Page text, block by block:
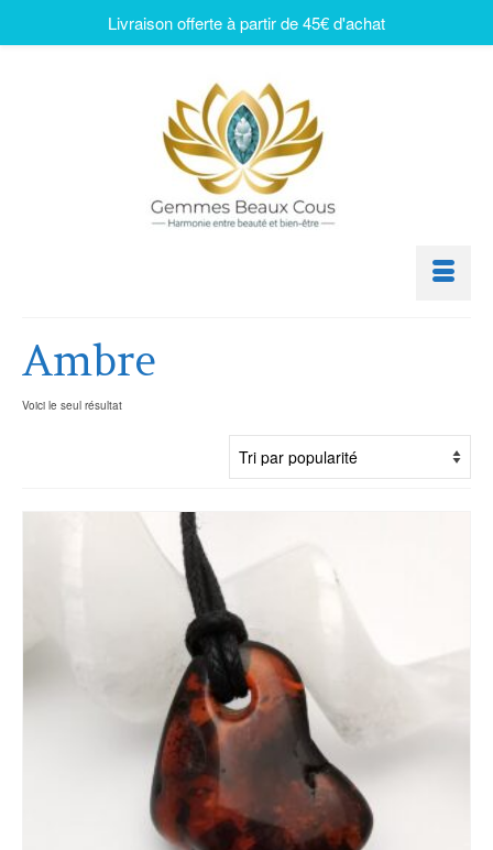
Ambre
Voici le seul résultat
Livraison offerte à partir de 45€ d'achat